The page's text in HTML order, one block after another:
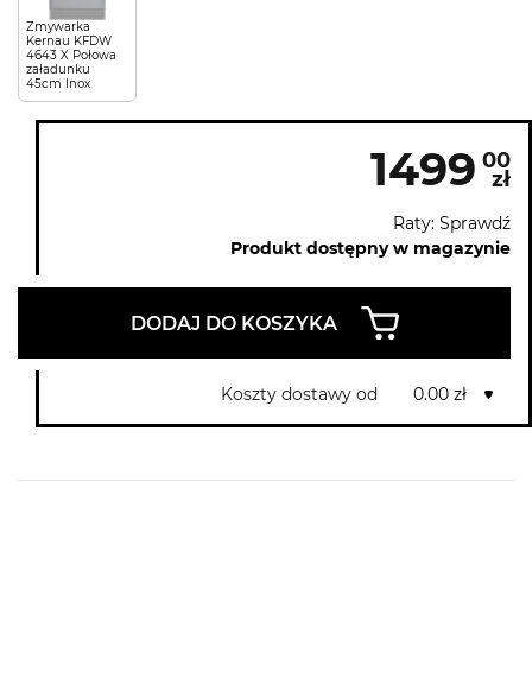
Zmywarka
Kernau KFDW
4643 X Połowa
załadunku
45cm Inox
1499 00
zł
Raty: Sprawdź
Produkt dostępny w magazynie
DODAJ DO KOSZYKA
Koszty dostawy od 0.00 zł